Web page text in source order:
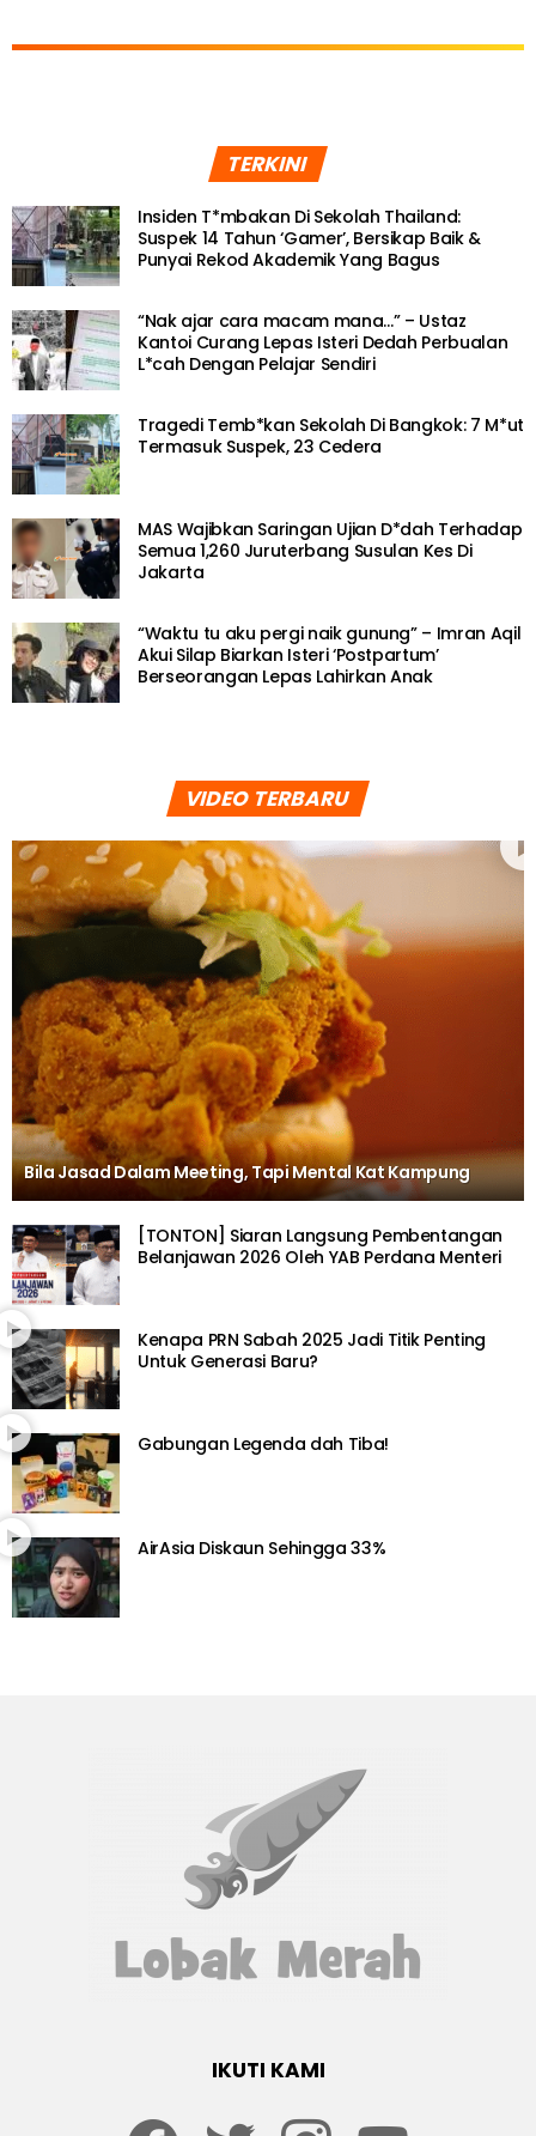
TERKINI
Insiden T*mbakan Di Sekolah Thailand:
Suspek 14 Tahun ‘Gamer’, Bersikap Baik &
Punyai Rekod Akademik Yang Bagus
“Nak ajar cara macam mana…” – Ustaz
Kantoi Curang Lepas Isteri Dedah Perbualan
L*cah Dengan Pelajar Sendiri
Tragedi Temb*kan Sekolah Di Bangkok: 7 M*ut
Termasuk Suspek, 23 Cedera
MAS Wajibkan Saringan Ujian D*dah Terhadap
Semua 1,260 Juruterbang Susulan Kes Di
Jakarta
“Waktu tu aku pergi naik gunung” – Imran Aqil
Akui Silap Biarkan Isteri ‘Postpartum’
Berseorangan Lepas Lahirkan Anak
VIDEO TERBARU
Bila Jasad Dalam Meeting, Tapi Mental Kat Kampung
[TONTON] Siaran Langsung Pembentangan
Belanjawan 2026 Oleh YAB Perdana Menteri
Kenapa PRN Sabah 2025 Jadi Titik Penting
Untuk Generasi Baru?
Gabungan Legenda dah Tiba!
AirAsia Diskaun Sehingga 33%
IKUTI KAMI